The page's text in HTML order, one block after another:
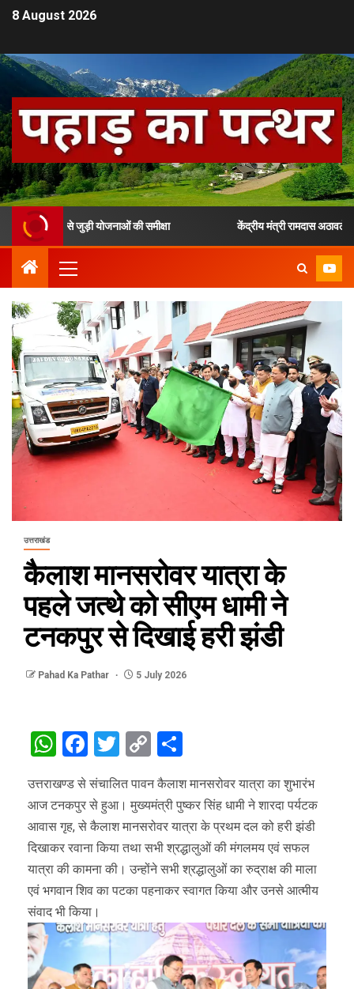
8 August 2026
से जुड़ी योजनाओं की समीक्षा केंद्रीय मंत्री रामदास अठावले ने उत्तराखंड
उत्तराखंड
कैलाश मानसरोवर यात्रा के
पहले जत्थे को सीएम धामी ने
टनकपुर से दिखाई हरी झंडी
Pahad Ka Pathar 5 July 2026
WhatsApp
Facebook
Twitter
Copy
Link
उत्तराखण्ड से संचालित पावन कैलाश मानसरोवर यात्रा का शुभारंभ
आज टनकपुर से हुआ। मुख्यमंत्री पुष्कर सिंह धामी ने शारदा पर्यटक
आवास गृह, से कैलाश मानसरोवर यात्रा के प्रथम दल को हरी झंडी
दिखाकर रवाना किया तथा सभी श्रद्धालुओं की मंगलमय एवं सफल
यात्रा की कामना की। उन्होंने सभी श्रद्धालुओं का रुद्राक्ष की माला
एवं भगवान शिव का पटका पहनाकर स्वागत किया और उनसे आत्मीय
संवाद भी किया।